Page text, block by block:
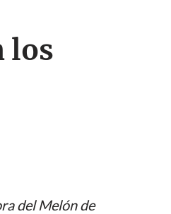
los
del Melón de